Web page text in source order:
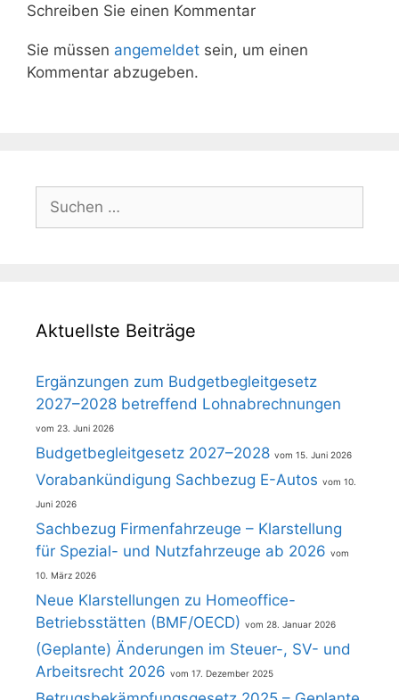
Schreiben Sie einen Kommentar
Sie müssen angemeldet sein, um einen
Kommentar abzugeben.
Suchen
nach:
Aktuellste Beiträge
Ergänzungen zum Budgetbegleitgesetz
2027–2028 betreffend Lohnabrechnungen
23. Juni 2026
Budgetbegleitgesetz 2027–2028 15. Juni 2026
Vorabankündigung Sachbezug E-Autos 10.
Juni 2026
Sachbezug Firmenfahrzeuge – Klarstellung
für Spezial- und Nutzfahrzeuge ab 2026
10. März 2026
Neue Klarstellungen zu Homeoffice-
Betriebsstätten (BMF/OECD)
28. Januar 2026
(Geplante) Änderungen im Steuer-, SV- und
Arbeitsrecht 2026
17. Dezember 2025